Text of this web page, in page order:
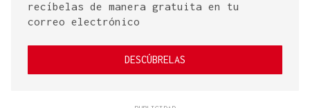
recíbelas de manera gratuita en tu
correo electrónico
DESCÚBRELAS